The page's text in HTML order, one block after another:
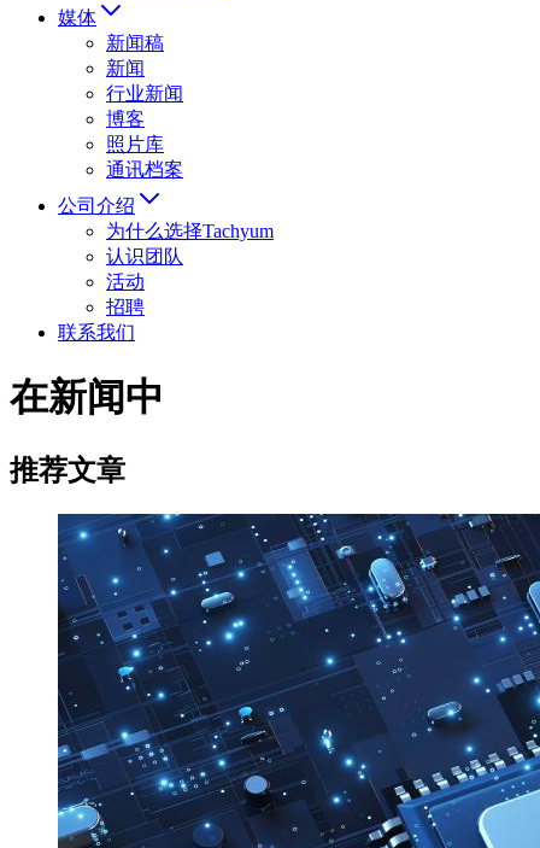
媒体
新闻稿
新闻
行业新闻
博客
照片库
通讯档案
公司介绍
为什么选择Tachyum
认识团队
活动
招聘
联系我们
在新闻中
推荐文章